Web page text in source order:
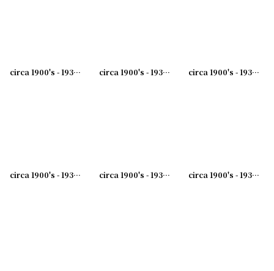
circa 1900's - 1930's Advertising Clip THE RWK COMPANY...アドバタイジング クリップ circa 1900's - 1930's Advertising Clip TRUAX.GREENE&COMPANY...アドバタイジング クリップ circa 1900's - 1930's Advertising Clip DECATUR&HOPKINS CO. ...アドバタイジング クリップ
circa 1900's - 1930's Advertising Clip BIRKLE MACHINE WORKS ...アドバタイジング クリップ circa 1900's - 1930's Advertising Clip WALTERS BROS...アドバタイジング クリップ circa 1900's - 1930's Advertising Clip FRED D.KUTZ...アドバタイジング クリップ